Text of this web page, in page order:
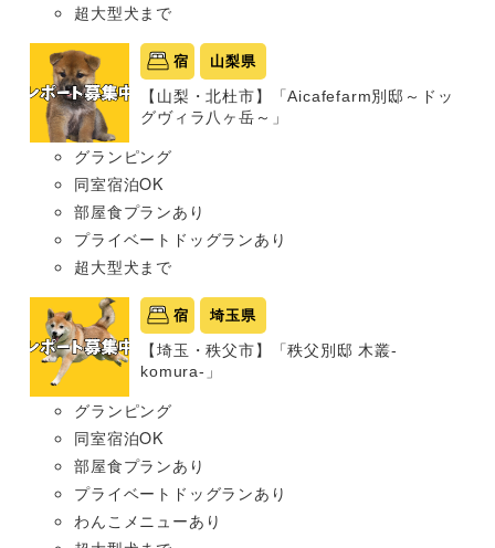
超大型犬まで
宿 山梨県
【山梨・北杜市】「Aicafefarm別邸～ドッ
グヴィラ八ヶ岳～」
グランピング
同室宿泊OK
部屋食プランあり
プライベートドッグランあり
超大型犬まで
宿 埼玉県
【埼玉・秩父市】「秩父別邸 木叢-
komura-」
グランピング
同室宿泊OK
部屋食プランあり
プライベートドッグランあり
わんこメニューあり